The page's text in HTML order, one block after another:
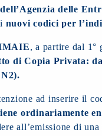
delle
nuovi codici per
, a partire dal 1°
di Copia Privata:
ad inserire il
ordinariamente
all’emissione di